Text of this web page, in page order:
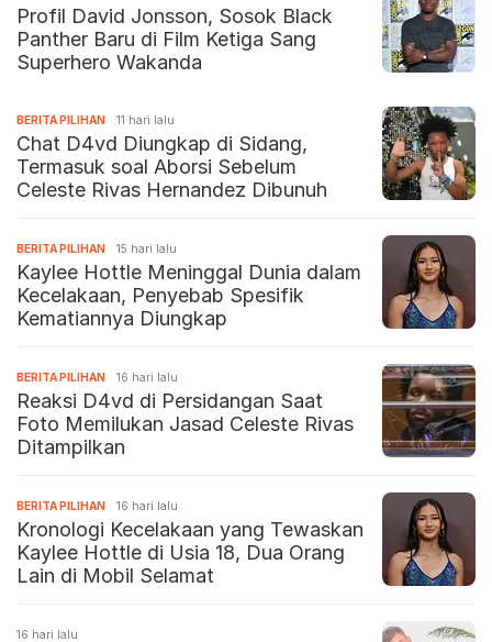
Profil David Jonsson, Sosok Black
Panther Baru di Film Ketiga Sang
Superhero Wakanda
BERITA PILIHAN 11 hari lalu
Chat D4vd Diungkap di Sidang,
Termasuk soal Aborsi Sebelum
Celeste Rivas Hernandez Dibunuh
BERITA PILIHAN 15 hari lalu
Kaylee Hottle Meninggal Dunia dalam
Kecelakaan, Penyebab Spesifik
Kematiannya Diungkap
BERITA PILIHAN 16 hari lalu
Reaksi D4vd di Persidangan Saat
Foto Memilukan Jasad Celeste Rivas
Ditampilkan
BERITA PILIHAN 16 hari lalu
Kronologi Kecelakaan yang Tewaskan
Kaylee Hottle di Usia 18, Dua Orang
Lain di Mobil Selamat
16 hari lalu